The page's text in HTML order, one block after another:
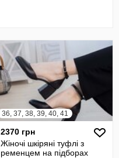
36, 37, 38, 39, 40, 41
2370 грн
Жіночі шкіряні туфлі з
ременцем на підборах